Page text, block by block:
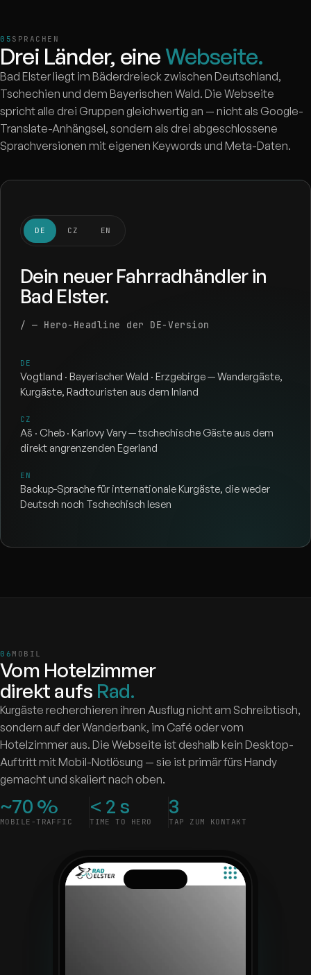
SPRACHEN
Drei Länder, eineWebseite.
Bad Elster liegt im Bäderdreieck zwischen Deutschland,
Tschechien und dem Bayerischen Wald. Die Webseite
spricht alle drei Gruppen gleichwertig an — nicht als Google-
Translate-Anhängsel, sondern als drei abgeschlossene
Sprachversionen mit eigenen Keywords und Meta-Daten.
DE CZ EN
Dein neuer Fahrradhändler in
Bad Elster.
/ — Hero-Headline der DE-Version
DE
Vogtland · Bayerischer Wald · Erzgebirge — Wandergäste,
Kurgäste, Radtouristen aus dem Inland
CZ
Aš · Cheb · Karlovy Vary — tschechische Gäste aus dem
direkt angrenzenden Egerland
EN
Backup-Sprache für internationale Kurgäste, die weder
Deutsch noch Tschechisch lesen
MOBIL
Vom Hotelzimmer
direkt aufs Rad.
Kurgäste recherchieren ihren Ausflug nicht am Schreibtisch,
sondern auf der Wanderbank, im Café oder vom
Hotelzimmer aus. Die Webseite ist deshalb kein Desktop-
Auftritt mit Mobil-Notlösung — sie ist primär fürs Handy
gemacht und skaliert nach oben.
~70 %
MOBILE-TRAFFIC
< 2 s
TIME TO HERO
3
TAP ZUM KONTAKT